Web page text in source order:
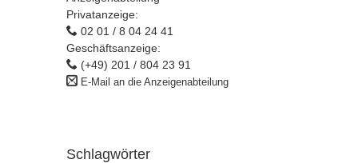
Privatanzeige:
02 01 / 8 04 24 41
Geschäftsanzeige:
(+49) 201 / 804 23 91
E-Mail an die Anzeigenabteilung
Schlagwörter